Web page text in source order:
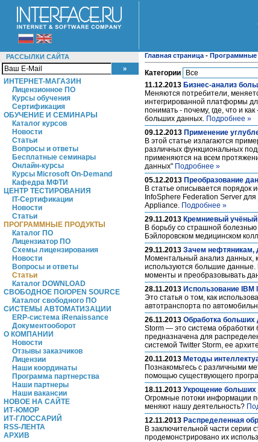
РАССЫЛКИ САЙТА
ИНТЕРНЕТ-МАГАЗИН
Лицензионное ПО
Курсы обучения
Сертификация
ОБУЧЕНИЕ И СЕМИНАРЫ
Каталог курсов
Новости
Статьи
Вопросы и ответы
Бесплатные семинары
Онлайн-курсы
Курсы Microsoft On-Demand
Кафедра МФТИ
ЦЕНТР ТЕСТИРОВАНИЯ
IT-Сертификации
Новости
Статьи
ПРОГРАММНЫЕ ПРОДУКТЫ
Каталог ПО
Лицензиатор ПО
Схемы лицензирования
Новости
Вопросы и ответы
Статьи
Каталог DOWNLOAD
СВОБОДНОЕ ПО/OPEN SOURCE
Каталог свободного ПО
СИСТЕМЫ АВТОМАТИЗАЦИИ
ERP-система iRenaissance
Документооборот
О КОМПАНИИ
Новости
Отзывы заказчиков
Лицензии
Наши координаты
Программа партнерства
Наши партнеры
Наши вакансии
НОВОЕ НА САЙТЕ
ИТ-ЮМОР
ИТ-ГЛОССАРИЙ
RSS-ЛЕНТА
АРХИВ
Главная страница - Программные
Категории
11.12.2013 Бизнес-анализ
Меняются потребители,
интегрированной платформы
понимать - почему, где, что и
больших данных. Подробнее »
09.12.2013 Применение
В этой статье излагаются
различных функциональных
применяются на всем
данных" Подробнее »
05.12.2013 Преобразование
В статье описывается порядок
InfoSphere Federation Server
Appliance. Подробнее »
29.11.2013 Кремниевый учёный
В борьбу со страшной
Бэйлоровском медицинском
29.11.2013 Зачем нефтяникам,
Моментальный анализ данных,
используются большие данные.
моменты и преобразовывать
28.11.2013 Использование
Это статья о том, как
автотранспорта по
26.11.2013 Обработка
Storm ― это система обработки
предназначена для
системой Twitter Storm, ее
20.11.2013 Методы
Познакомьтесь с различными
помощью существующего
18.11.2013 Укрощение
Огромные потоки информации
меняют нашу деятельность?
12.11.2013 Распределенная
В заключительной части серии
продемонстрировано их